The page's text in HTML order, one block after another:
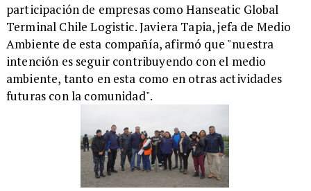
participación de empresas como Hanseatic Global
Terminal Chile Logistic. Javiera Tapia, jefa de Medio
Ambiente de esta compañía, afirmó que "nuestra
intención es seguir contribuyendo con el medio
ambiente, tanto en esta como en otras actividades
futuras con la comunidad".